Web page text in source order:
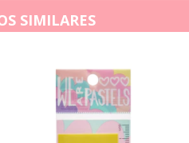
SIMILARES